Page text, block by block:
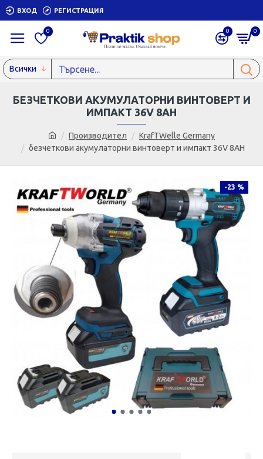
ВХОД РЕГИСТРАЦИЯ
0 0 0
Всички
Производител
KrafTWelle Germany
безчеткови акумулаторни винтоверт и импакт 36V 8AH
БЕЗЧЕТКОВИ АКУМУЛАТОРНИ ВИНТОВЕРТ И
ИМПАКТ 36V 8AH
-23 %